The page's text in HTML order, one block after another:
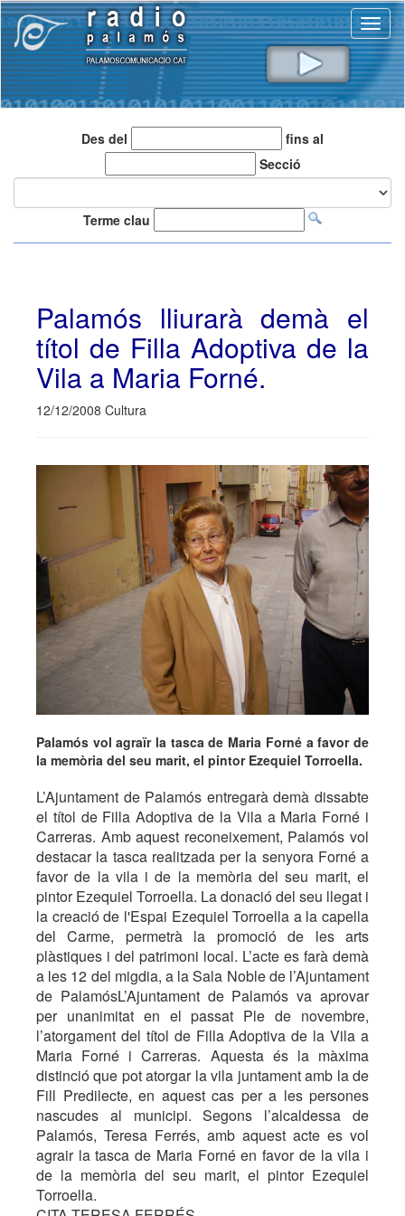
Des del
fins al
Secció
Terme clau
Palamós lliurarà demà el
títol de Filla Adoptiva de la
Vila a Maria Forné.
12/12/2008 Cultura
Palamós vol agraïr la tasca de Maria Forné a favor de
la memòria del seu marit, el pintor Ezequiel Torroella.
L’Ajuntament de Palamós entregarà demà dissabte
el títol de Filla Adoptiva de la Vila a Maria Forné i
Carreras. Amb aquest reconeixement, Palamós vol
destacar la tasca realitzada per la senyora Forné a
favor de la vila i de la memòria del seu marit, el
pintor Ezequiel Torroella. La donació del seu llegat i
la creació de l'Espai Ezequiel Torroella a la capella
del Carme, permetrà la promoció de les arts
plàstiques i del patrimoni local. L’acte es farà demà
a les 12 del migdia, a la Sala Noble de l’Ajuntament
de PalamósL’Ajuntament de Palamós va aprovar
per unanimitat en el passat Ple de novembre,
l’atorgament del títol de Filla Adoptiva de la Vila a
Maria Forné i Carreras. Aquesta és la màxima
distinció que pot atorgar la vila juntament amb la de
Fill Predilecte, en aquest cas per a les persones
nascudes al municipi. Segons l’alcaldessa de
Palamós, Teresa Ferrés, amb aquest acte es vol
agrair la tasca de Maria Forné en favor de la vila i
de la memòria del seu marit, el pintor Ezequiel
Torroella.